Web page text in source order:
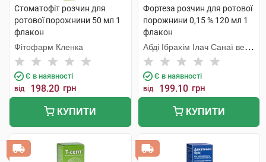
Стоматофіт розчин для
ротової порожнини 50 мл 1
флакон
Фітофарм Кленка
Є в наявності
від 198.20 грн
КУПИТИ
Фортеза розчин для ротової
порожнини 0,15 % 120 мл 1
флакон
Абді Ібрахім Ілач Санаї ве
Тіджарет
Є в наявності
від 199.10 грн
КУПИТИ